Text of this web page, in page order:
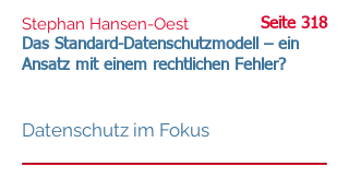
Stephan Hansen-Oest
Seite 318
Das Standard-Datenschutzmodell – ein
Ansatz mit einem rechtlichen Fehler?
Datenschutz im Fokus